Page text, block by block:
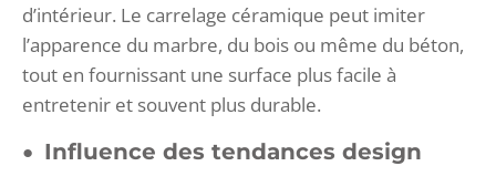
d’intérieur. Le carrelage céramique peut imiter
l’apparence du marbre, du bois ou même du béton,
tout en fournissant une surface plus facile à
entretenir et souvent plus durable.
Influence des tendances design